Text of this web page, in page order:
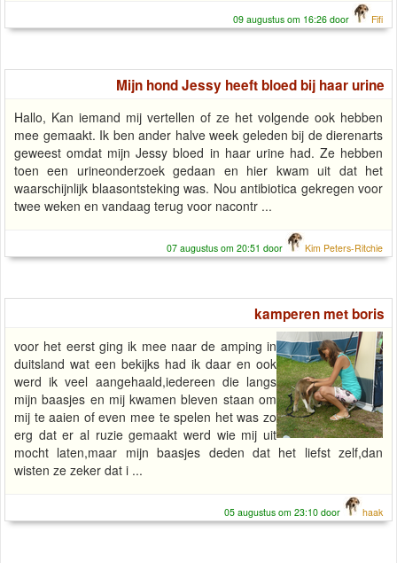
09 augustus om 16:26 door Fifi
Mijn hond Jessy heeft bloed bij haar urine
Hallo, Kan iemand mij vertellen of ze het volgende ook hebben
mee gemaakt. Ik ben ander halve week geleden bij de dierenarts
geweest omdat mijn Jessy bloed in haar urine had. Ze hebben
toen een urineonderzoek gedaan en hier kwam uit dat het
waarschijnlijk blaasontsteking was. Nou antibiotica gekregen voor
twee weken en vandaag terug voor nacontr ...
07 augustus om 20:51 door Kim Peters-Ritchie
kamperen met boris
voor het eerst ging ik mee naar de amping in
duitsland wat een bekijks had ik daar en ook
werd ik veel aangehaald,iedereen die langs
mijn baasjes en mij kwamen bleven staan om
mij te aaien of even mee te spelen het was zo
erg dat er al ruzie gemaakt werd wie mij uit
mocht laten,maar mijn baasjes deden dat het liefst zelf,dan
wisten ze zeker dat i ...
05 augustus om 23:10 door haak